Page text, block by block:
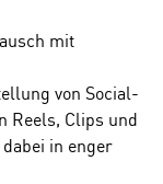
mit
von Social-
Reels, Clips und
in enger